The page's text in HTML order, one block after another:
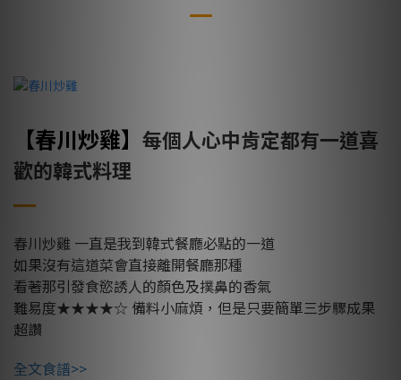
【春川炒雞】 每個人心中肯定都有一道喜
歡的韓式料理
春川炒雞 一直是我到韓式餐廳必點的一道
如果沒有這道菜會直接離開餐廳那種
看著那引發食慾誘人的顏色及撲鼻的香氣
難易度★★★★☆ 備料小麻煩，但是只要簡單三步驟成果
超讚
全文食譜>>